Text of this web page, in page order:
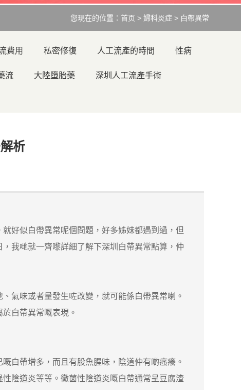
您現在的位置： 首页 > 婦科炎症 > 白帶異常
費用 私密修復 人工流產的時間 性病
流 大陸墮胎藥 深圳人工流產手術
析
好似白帶異常呢個問題，好多姊妹都遇到過，但
我哋就一齊嚟詳細了解下深圳白帶異常點算，仲
氣味或者量發生咗改變，就可能係白帶異常喇。
白帶異常嘅表現。
白帶增多，而且有股魚腥味，陰道仲有啲瘙癢。
陰道炎等等。黴菌性陰道炎嘅白帶通常呈豆腐渣